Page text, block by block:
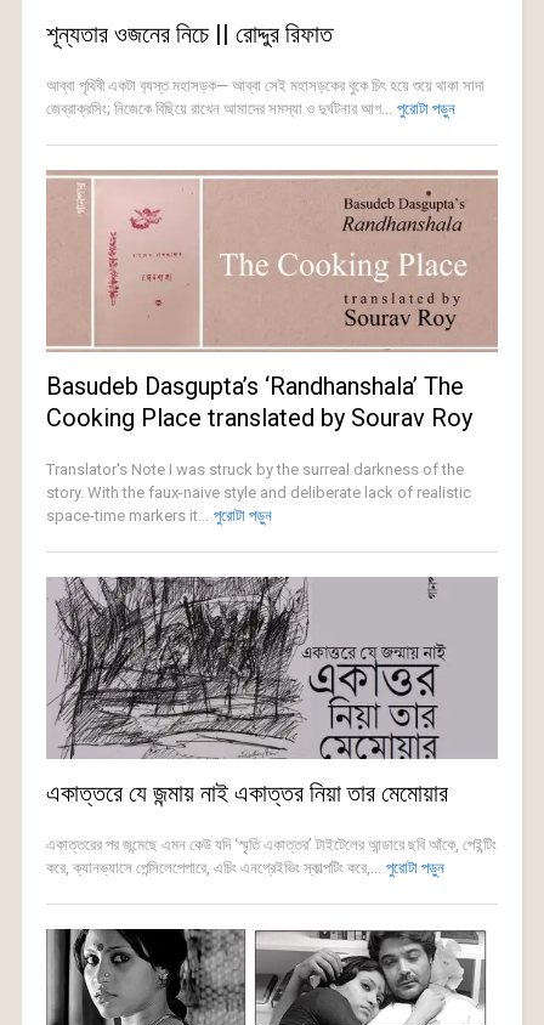
শূন্যতার ওজনের নিচে || রোদ্দুর রিফাত
আব্বা পৃথিবী একটা ব‍্যস্ত মহাসড়ক— আব্বা সেই মহাসড়কের বুকে চিৎ হয়ে শুয়ে থাকা সাদা
জেব্রাক্রসিং; নিজেকে বিছিয়ে রাখেন আমাদের সমস্যা ও দুর্ঘটনার আগ... পুরোটা পড়ুন
Basudeb Dasgupta’s ‘Randhanshala’ The
Cooking Place translated by Sourav Roy
Translator's Note I was struck by the surreal darkness of the
story. With the faux-naive style and deliberate lack of realistic
space-time markers it... পুরোটা পড়ুন
একাত্তরে যে জন্মায় নাই একাত্তর নিয়া তার মেমোয়ার
একাত্তরের পর জন্মেছে এমন কেউ যদি ‘স্মৃতি একাত্তর’ টাইটেলের আন্ডারে ছবি আঁকে, পেইন্টিং
করে, ক্যানভ্যাসে পেন্সিলেপেপারে, এচিং এনগ্রেইভিং স্কাল্পটিং করে,... পুরোটা পড়ুন